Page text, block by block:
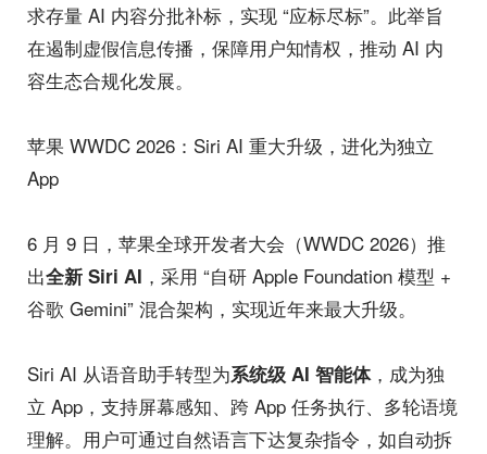
求存量 AI 内容分批补标，实现 “应标尽标”。此举旨
在遏制虚假信息传播，保障用户知情权，推动 AI 内
容生态合规化发展。
苹果 WWDC 2026：Siri AI 重大升级，进化为独立
App
6 月 9 日，苹果全球开发者大会（WWDC 2026）推
出全新 Siri AI ，采用 “自研 Apple Foundation 模型 +
谷歌 Gemini” 混合架构，实现近年来最大升级。
Siri AI 从语音助手转型为系统级 AI 智能体，成为独
立 App，支持屏幕感知、跨 App 任务执行、多轮语境
理解。用户可通过自然语言下达复杂指令，如自动拆